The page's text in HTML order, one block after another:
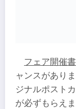
フェア開催
ャンスがあり
ジナルポスト
が必ずもらえ